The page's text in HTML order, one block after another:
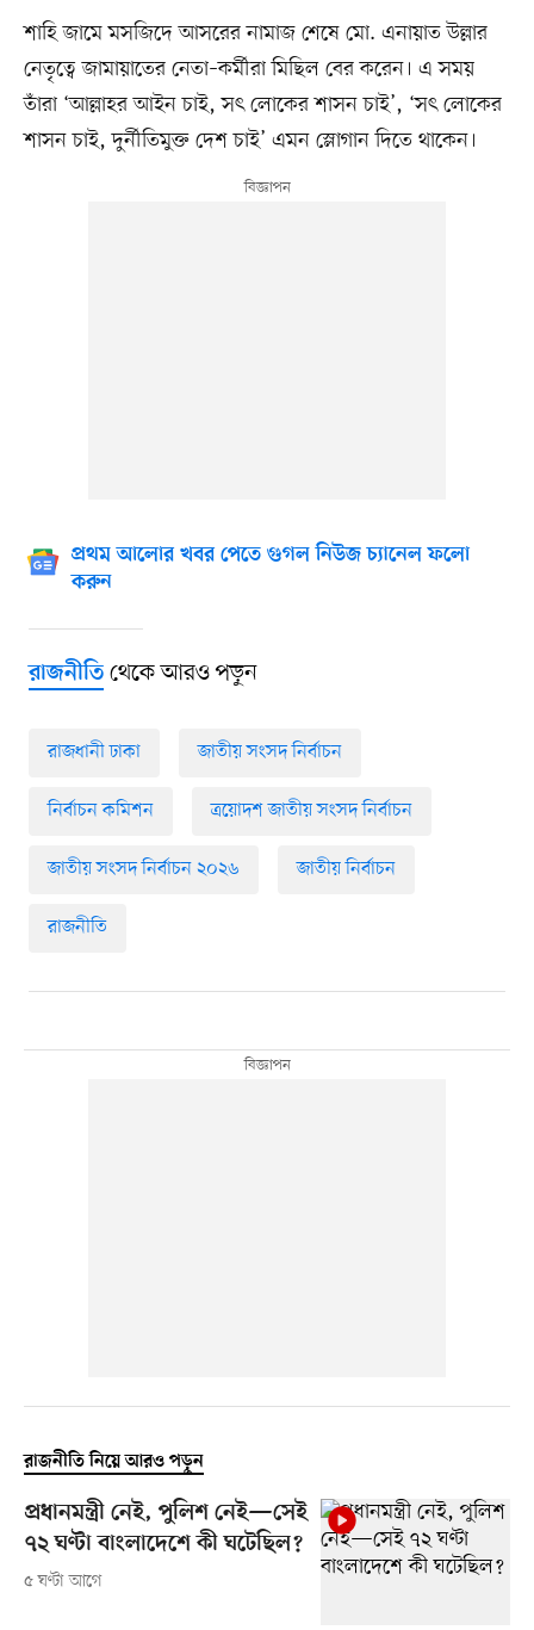
শাহি জামে মসজিদে আসরের নামাজ শেষে মো. এনায়াত উল্লার
নেতৃত্বে জামায়াতের নেতা–কর্মীরা মিছিল বের করেন। এ সময়
তাঁরা ‘আল্লাহর আইন চাই, সৎ লোকের শাসন চাই’, ‘সৎ লোকের
শাসন চাই, দুর্নীতিমুক্ত দেশ চাই’ এমন স্লোগান দিতে থাকেন।
প্রথম আলোর খবর পেতে গুগল নিউজ চ্যানেল ফলো
করুন
রাজনীতিথেকে আরও পড়ুন
রাজধানী ঢাকা জাতীয় সংসদ নির্বাচন
নির্বাচন কমিশন ত্রয়োদশ জাতীয় সংসদ নির্বাচন
জাতীয় সংসদ নির্বাচন ২০২৬ জাতীয় নির্বাচন
রাজনীতি
রাজনীতি নিয়ে আরও পড়ুন
প্রধানমন্ত্রী নেই, পুলিশ নেই—সেই
৭২ ঘণ্টা বাংলাদেশে কী ঘটেছিল?
৫ ঘণ্টা আগে